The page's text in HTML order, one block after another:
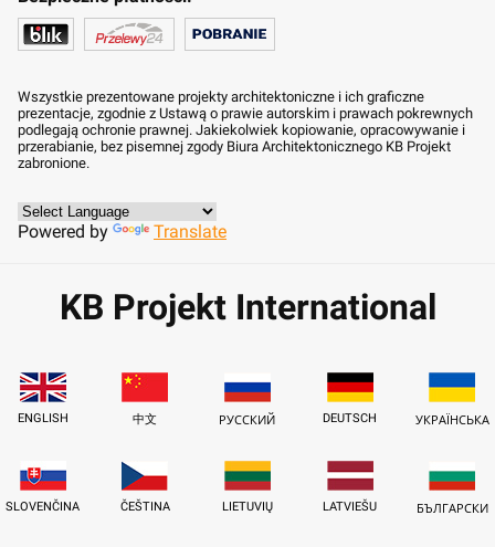
Wszystkie prezentowane projekty architektoniczne i ich graficzne
prezentacje, zgodnie z Ustawą o prawie autorskim i prawach pokrewnych
podlegają ochronie prawnej. Jakiekolwiek kopiowanie, opracowywanie i
przerabianie, bez pisemnej zgody Biura Architektonicznego KB Projekt
zabronione.
Powered by Translate
KB Projekt International
ENGLISH 中文 РУССКИЙ DEUTSCH УКРАЇНСЬКА
SLOVENČINA ČEŠTINA LIETUVIŲ LATVIEŠU БЪЛГАРСКИ